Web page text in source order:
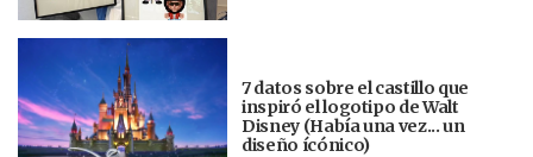
7 datos sobre el castillo que
inspiró el logotipo de Walt
Disney (Había una vez... un
diseño ícónico)